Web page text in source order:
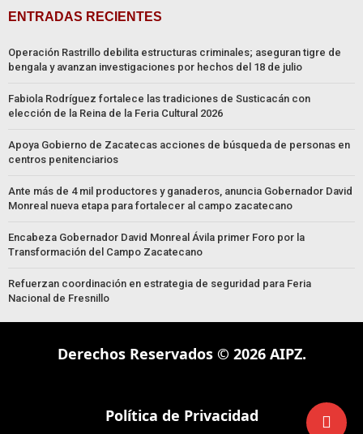
ENTRADAS RECIENTES
Operación Rastrillo debilita estructuras criminales; aseguran tigre de
bengala y avanzan investigaciones por hechos del 18 de julio
Fabiola Rodríguez fortalece las tradiciones de Susticacán con
elección de la Reina de la Feria Cultural 2026
Apoya Gobierno de Zacatecas acciones de búsqueda de personas en
centros penitenciarios
Ante más de 4 mil productores y ganaderos, anuncia Gobernador David
Monreal nueva etapa para fortalecer al campo zacatecano
Encabeza Gobernador David Monreal Ávila primer Foro por la
Transformación del Campo Zacatecano
Refuerzan coordinación en estrategia de seguridad para Feria
Nacional de Fresnillo
Derechos Reservados © 2026 AIPZ.
Política de Privacidad